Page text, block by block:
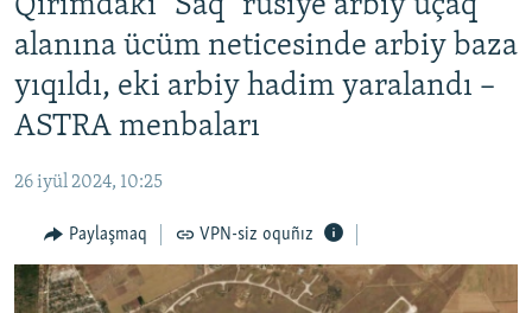
qaytmaq
Baş
navigatsiyağa
qaytmaq
Qıdıruvğa
SİYASET
İQTİSADİYAT
CEMİYET
İNSAN AQLARI
VİDEO
SÜRET
Qırımdaki "Saq" rusiye arbiy uçaq
alanına ücüm neticesinde arbiy baza
yıqıldı, eki arbiy hadim yaralandı –
ASTRA menbaları
26 iyül 2024, 10:25
Paylaşmaq VPN-siz oquñız